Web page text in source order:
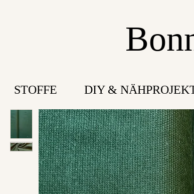
STOFFE DIY &